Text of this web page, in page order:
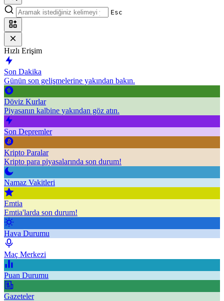
Esc
Hızlı Erişim
Son Dakika
Günün son gelişmelerine yakından bakın.
Döviz Kurlar
Piyasanın kalbine yakından göz atın.
Son Depremler
Kripto Paralar
Kripto para piyasalarında son durum!
Namaz Vakitleri
Emtia
Emtia'larda son durum!
Hava Durumu
Maç Merkezi
Puan Durumu
Gazeteler